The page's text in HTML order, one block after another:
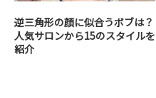
逆三角形の顔に似合うボブは？
人気サロンから15のスタイルを
紹介